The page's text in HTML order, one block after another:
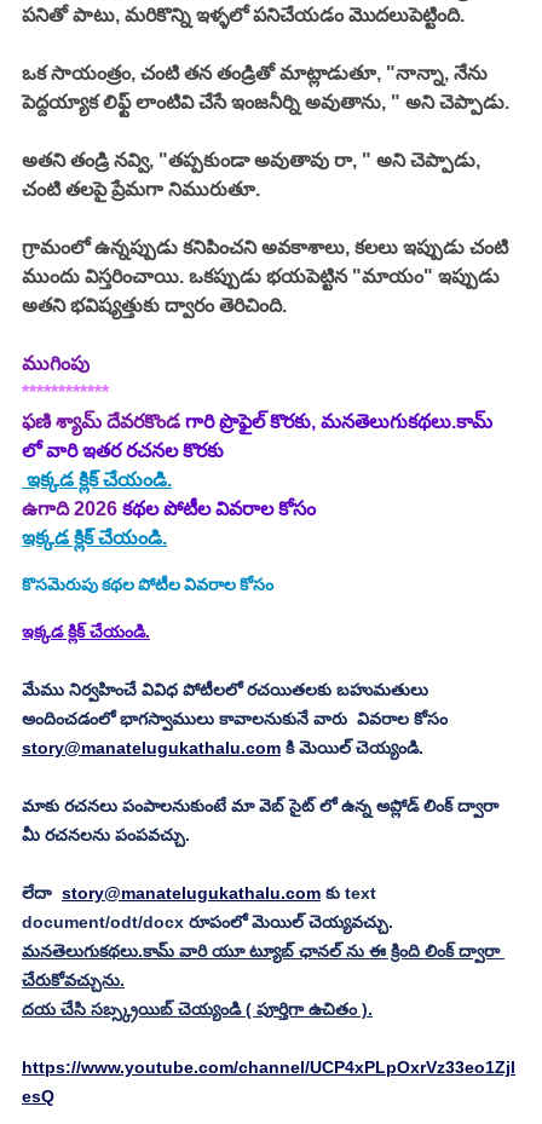
పనితో పాటు, మరికొన్ని ఇళ్ళలో పనిచేయడం మొదలుపెట్టింది.
ఒక సాయంత్రం, చంటి తన తండ్రితో మాట్లాడుతూ, "నాన్నా, నేను
పెద్దయ్యాక లిఫ్ట్ లాంటివి చేసే ఇంజనీర్ని అవుతాను, " అని చెప్పాడు.
అతని తండ్రి నవ్వి, "తప్పకుండా అవుతావు రా, " అని చెప్పాడు,
చంటి తలపై ప్రేమగా నిమురుతూ.
గ్రామంలో ఉన్నప్పుడు కనిపించని అవకాశాలు, కలలు ఇప్పుడు చంటి
ముందు విస్తరించాయి. ఒకప్పుడు భయపెట్టిన "మాయం" ఇప్పుడు
అతని భవిష్యత్తుకు ద్వారం తెరిచింది.
ముగింపు
************
ఫణి శ్యామ్ దేవరకొండ గారి ప్రొఫైల్ కొరకు, మనతెలుగుకథలు.కామ్
లో వారి ఇతర రచనల కొరకు
ఇక్కడ క్లిక్ చేయండి.
ఉగాది 2026 కథల పోటీల వివరాల కోసం
ఇక్కడ క్లిక్ చేయండి.
కొసమెరుపు కథల పోటీల వివరాల కోసం
ఇక్కడ క్లిక్ చేయండి.
మేము నిర్వహించే వివిధ పోటీలలో రచయితలకు బహుమతులు
అందించడంలో భాగస్వాములు కావాలనుకునే వారు  వివరాల కోసం
story@manatelugukathalu.com కి మెయిల్ చెయ్యండి.
మాకు రచనలు పంపాలనుకుంటే మా వెబ్ సైట్ లో ఉన్న అప్లోడ్ లింక్ ద్వారా
మీ రచనలను పంపవచ్చు.
లేదా story@manatelugukathalu.com కు text
document/odt/docx రూపంలో మెయిల్ చెయ్యవచ్చు.
మనతెలుగుకథలు.కామ్ వారి యూ ట్యూబ్ ఛానల్ ను ఈ క్రింది లింక్ ద్వారా
చేరుకోవచ్చును.
దయ చేసి సబ్స్క్రయిబ్ చెయ్యండి ( పూర్తిగా ఉచితం ).
https://www.youtube.com/channel/UCP4xPLpOxrVz33eo1Zjl
esQ